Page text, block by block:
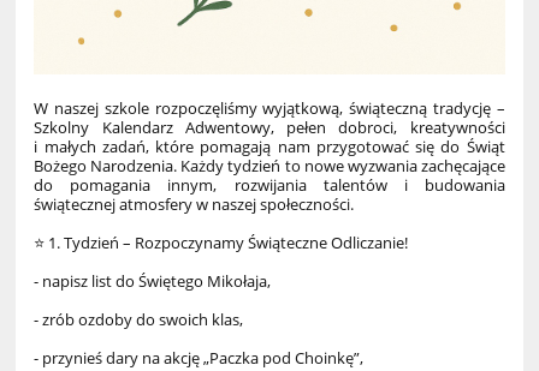
W naszej szkole rozpoczęliśmy wyjątkową, świąteczną tradycję –
Szkolny Kalendarz Adwentowy, pełen dobroci, kreatywności
i małych zadań, które pomagają nam przygotować się do Świąt
Bożego Narodzenia. Każdy tydzień to nowe wyzwania zachęcające
do pomagania innym, rozwijania talentów i budowania
świątecznej atmosfery w naszej społeczności.
⭐ 1. Tydzień – Rozpoczynamy Świąteczne Odliczanie!
- napisz list do Świętego Mikołaja,
- zrób ozdoby do swoich klas,
- przynieś dary na akcję „Paczka pod Choinkę”,